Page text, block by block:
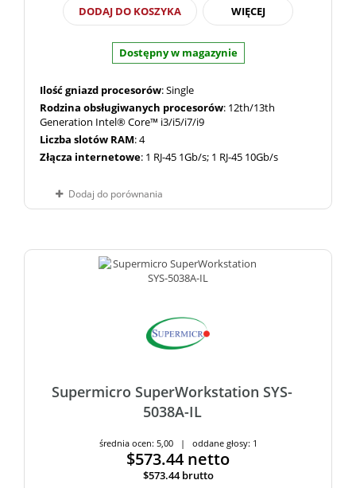
DODAJ DO KOSZYKA WIĘCEJ
Dostępny w magazynie
Ilość gniazd procesorów: Single
Rodzina obsługiwanych procesorów: 12th/13th
Generation Intel® Core™ i3/i5/i7/i9
Liczba slotów RAM: 4
Złącza internetowe: 1 RJ-45 1Gb/s; 1 RJ-45 10Gb/s
Dodaj do porównania
Supermicro SuperWorkstation SYS-
5038A-IL
średnia ocen: 5,00 | oddane głosy: 1
$573.44 netto
$573.44brutto